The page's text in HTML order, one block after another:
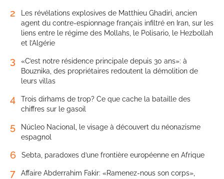
2
Les révélations explosives de Matthieu Ghadiri, ancien
agent du contre-espionnage français infiltré en Iran, sur les
liens entre le régime des Mollahs, le Polisario, le Hezbollah
et l’Algérie
3
«C’est notre résidence principale depuis 30 ans»: à
Bouznika, des propriétaires redoutent la démolition de
leurs villas
4
Trois dirhams de trop? Ce que cache la bataille des
chiffres sur le gasoil
5
Núcleo Nacional, le visage à découvert du néonazisme
espagnol
6 Sebta, paradoxes d’une frontière européenne en Afrique
7
Affaire Abderrahim Fakir: «Ramenez-nous son corps»,